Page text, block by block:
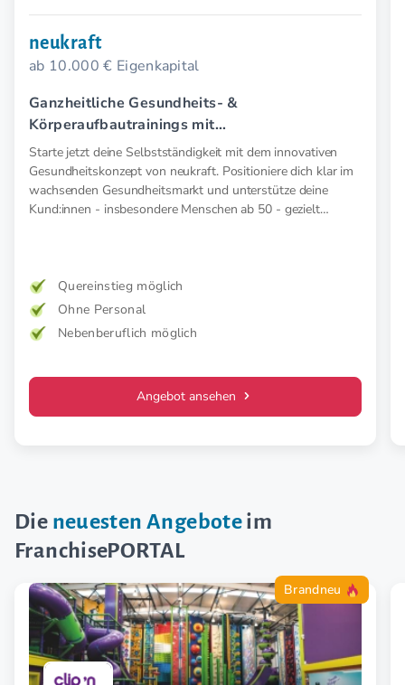
neukraft
ab 10.000 € Eigenkapital
Ganzheitliche Gesundheits- &
Körperaufbautrainings mit
Elektromyostimulation (EMS).
Starte jetzt deine Selbstständigkeit mit dem innovativen
Gesundheitskonzept von neukraft. Positioniere dich klar im
wachsenden Gesundheitsmarkt und unterstütze deine
Kund:innen - insbesondere Menschen ab 50 - gezielt
Konzept.Quereinstieg möglich
Ohne Personal
Nebenberuflich möglich
Angebot ansehen
Die neuesten Angeboteim
FranchisePORTAL
Brandneu